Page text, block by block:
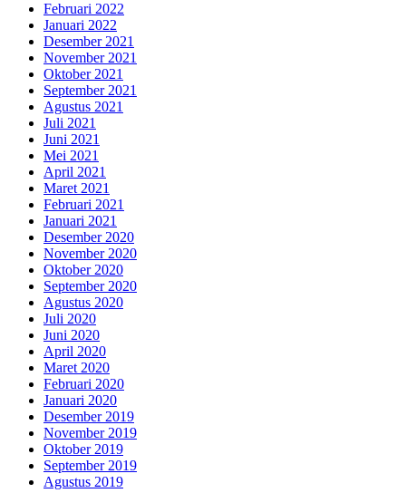
Februari 2022
Januari 2022
Desember 2021
November 2021
Oktober 2021
September 2021
Agustus 2021
Juli 2021
Juni 2021
Mei 2021
April 2021
Maret 2021
Februari 2021
Januari 2021
Desember 2020
November 2020
Oktober 2020
September 2020
Agustus 2020
Juli 2020
Juni 2020
April 2020
Maret 2020
Februari 2020
Januari 2020
Desember 2019
November 2019
Oktober 2019
September 2019
Agustus 2019